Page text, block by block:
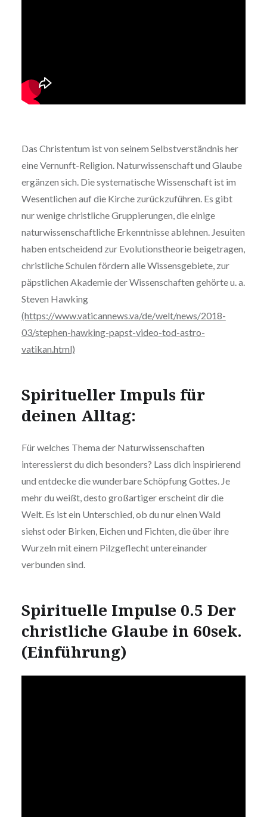
Das Christentum ist von seinem Selbstverständnis her
eine Vernunft-Religion. Naturwissenschaft und Glaube
ergänzen sich. Die systematische Wissenschaft ist im
Wesentlichen auf die Kirche zurückzuführen. Es gibt
nur wenige christliche Gruppierungen, die einige
naturwissenschaftliche Erkenntnisse ablehnen. Jesuiten
haben entscheidend zur Evolutionstheorie beigetragen,
christliche Schulen fördern alle Wissensgebiete, zur
päpstlichen Akademie der Wissenschaften gehörte u. a.
Steven Hawking
(https://www.vaticannews.va/de/welt/news/2018-
03/stephen-hawking-papst-video-tod-astro-
vatikan.html)
Spiritueller Impuls für
deinen Alltag:
Für welches Thema der Naturwissenschaften
interessierst du dich besonders? Lass dich inspirierend
und entdecke die wunderbare Schöpfung Gottes. Je
mehr du weißt, desto großartiger erscheint dir die
Welt. Es ist ein Unterschied, ob du nur einen Wald
siehst oder Birken, Eichen und Fichten, die über ihre
Wurzeln mit einem Pilzgeflecht untereinander
verbunden sind.
Spirituelle Impulse 0.5 Der
christliche Glaube in 60sek.
(Einführung)